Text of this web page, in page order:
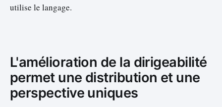
utilise le langage.
L'amélioration de la dirigeabilité
permet une distribution et une
perspective uniques